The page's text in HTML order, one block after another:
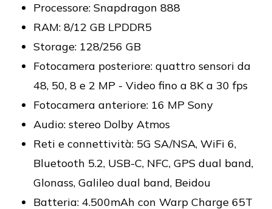
Processore: Snapdragon 888
RAM: 8/12 GB LPDDR5
Storage: 128/256 GB
Fotocamera posteriore: quattro sensori da
48, 50, 8 e 2 MP - Video fino a 8K a 30 fps
Fotocamera anteriore: 16 MP Sony
Audio: stereo Dolby Atmos
Reti e connettività: 5G SA/NSA, WiFi 6,
Bluetooth 5.2, USB-C, NFC, GPS dual band,
Glonass, Galileo dual band, Beidou
Batteria: 4.500mAh con Warp Charge 65T